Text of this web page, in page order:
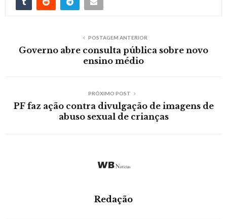
POSTAGEM ANTERIOR
Governo abre consulta pública sobre novo
ensino médio
PRÓXIMO POST
PF faz ação contra divulgação de imagens de
abuso sexual de crianças
Redação